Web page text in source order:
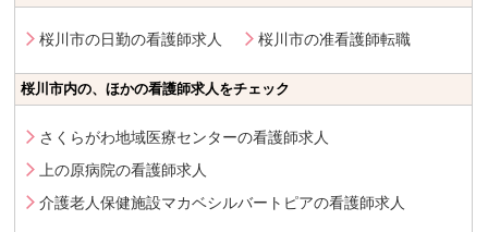
桜川市の日勤の看護師求人 桜川市の准看護師転職
桜川市内の、ほかの看護師求人をチェック
さくらがわ地域医療センターの看護師求人
上の原病院の看護師求人
介護老人保健施設マカベシルバートピアの看護師求人